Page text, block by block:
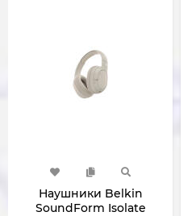
Наушники Belkin
SoundForm Isolate